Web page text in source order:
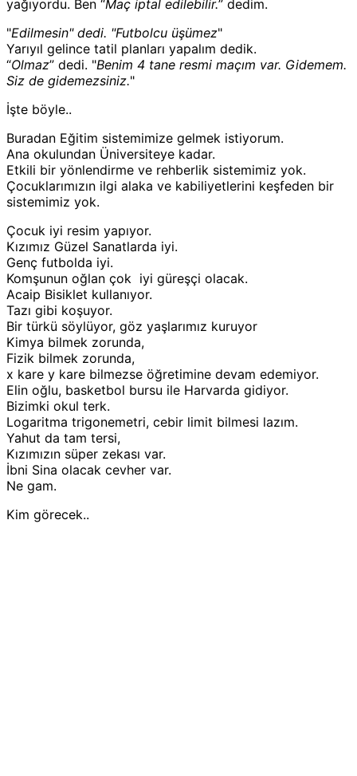
yağıyordu. Ben “Maç iptal edilebilir.” dedim.
"Edilmesin" dedi. "Futbolcu üşümez"
Yarıyıl gelince tatil planları yapalım dedik.
“Olmaz” dedi. "Benim 4 tane resmi maçım var. Gidemem.
Siz de gidemezsiniz."
İşte böyle..
Buradan Eğitim sistemimize gelmek istiyorum.
Ana okulundan Üniversiteye kadar.
Etkili bir yönlendirme ve rehberlik sistemimiz yok.
Çocuklarımızın ilgi alaka ve kabiliyetlerini keşfeden bir
sistemimiz yok.
Çocuk iyi resim yapıyor.
Kızımız Güzel Sanatlarda iyi.
Genç futbolda iyi.
Komşunun oğlan çok iyi güreşçi olacak.
Acaip Bisiklet kullanıyor.
Tazı gibi koşuyor.
Bir türkü söylüyor, göz yaşlarımız kuruyor
Kimya bilmek zorunda,
Fizik bilmek zorunda,
x kare y kare bilmezse öğretimine devam edemiyor.
Elin oğlu, basketbol bursu ile Harvarda gidiyor.
Bizimki okul terk.
Logaritma trigonemetri, cebir limit bilmesi lazım.
Yahut da tam tersi,
Kızımızın süper zekası var.
İbni Sina olacak cevher var.
Ne gam.
Kim görecek..